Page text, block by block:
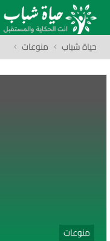
حياة شباب منوعات
منوعات